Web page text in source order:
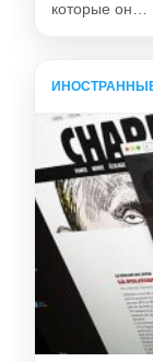
которые он…